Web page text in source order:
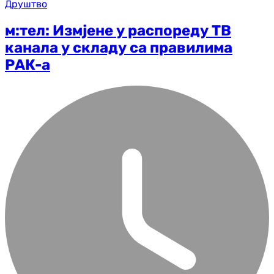
Друштво
м:тел: Измјене у распореду ТВ
канала у складу са правилима
РАК-а